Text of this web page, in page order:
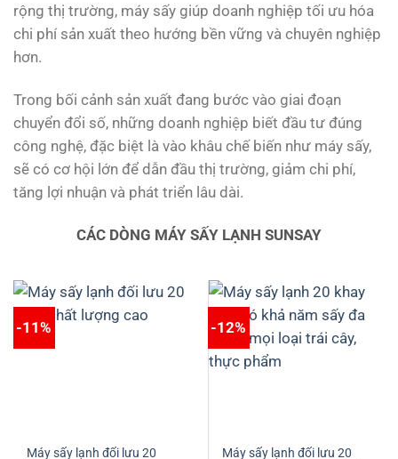
rộng thị trường, máy sấy giúp doanh nghiệp tối ưu hóa
chi phí sản xuất theo hướng bền vững và chuyên nghiệp
hơn.
Trong bối cảnh sản xuất đang bước vào giai đoạn
chuyển đổi số, những doanh nghiệp biết đầu tư đúng
công nghệ, đặc biệt là vào khâu chế biến như máy sấy,
sẽ có cơ hội lớn để dẫn đầu thị trường, giảm chi phí,
tăng lợi nhuận và phát triển lâu dài.
CÁC DÒNG MÁY SẤY LẠNH SUNSAY
-11%
Máy sấy lạnh đối lưu 20
-12%
Máy sấy lạnh đối lưu 20